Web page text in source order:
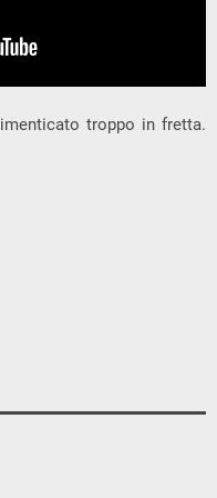
troppo in fretta.